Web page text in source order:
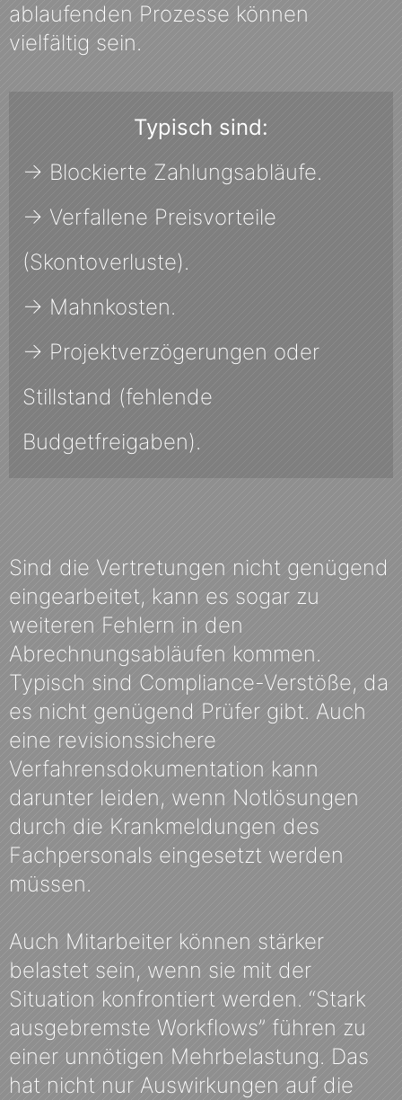
ablaufenden Prozesse können
vielfältig sein.
Typisch sind:
→ Blockierte Zahlungsabläufe.
→ Verfallene Preisvorteile
(Skontoverluste).
→ Mahnkosten.
→ Projektverzögerungen oder
Stillstand (fehlende
Budgetfreigaben).
Sind die Vertretungen nicht genügend
eingearbeitet, kann es sogar zu
weiteren Fehlern in den
Abrechnungsabläufen kommen.
Typisch sind Compliance-Verstöße, da
es nicht genügend Prüfer gibt. Auch
eine revisionssichere
Verfahrensdokumentation kann
darunter leiden, wenn Notlösungen
durch die Krankmeldungen des
Fachpersonals eingesetzt werden
müssen.
Auch Mitarbeiter können stärker
belastet sein, wenn sie mit der
Situation konfrontiert werden. “Stark
ausgebremste Workflows” führen zu
einer unnötigen Mehrbelastung. Das
hat nicht nur Auswirkungen auf die